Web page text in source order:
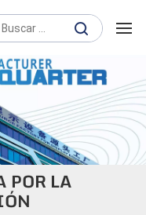
POR LA